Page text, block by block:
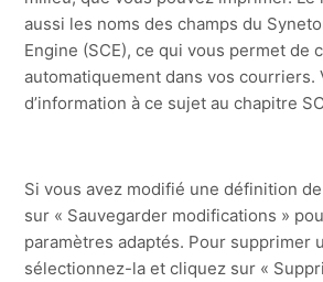
aussi les noms des champs du
Engine (SCE), ce qui vous permet de
automatiquement dans vos courriers.
d’information à ce sujet au chapitre
Si vous avez modifié une définition
sur « Sauvegarder modifications »
paramètres adaptés. Pour supprimer
sélectionnez-la et cliquez sur «